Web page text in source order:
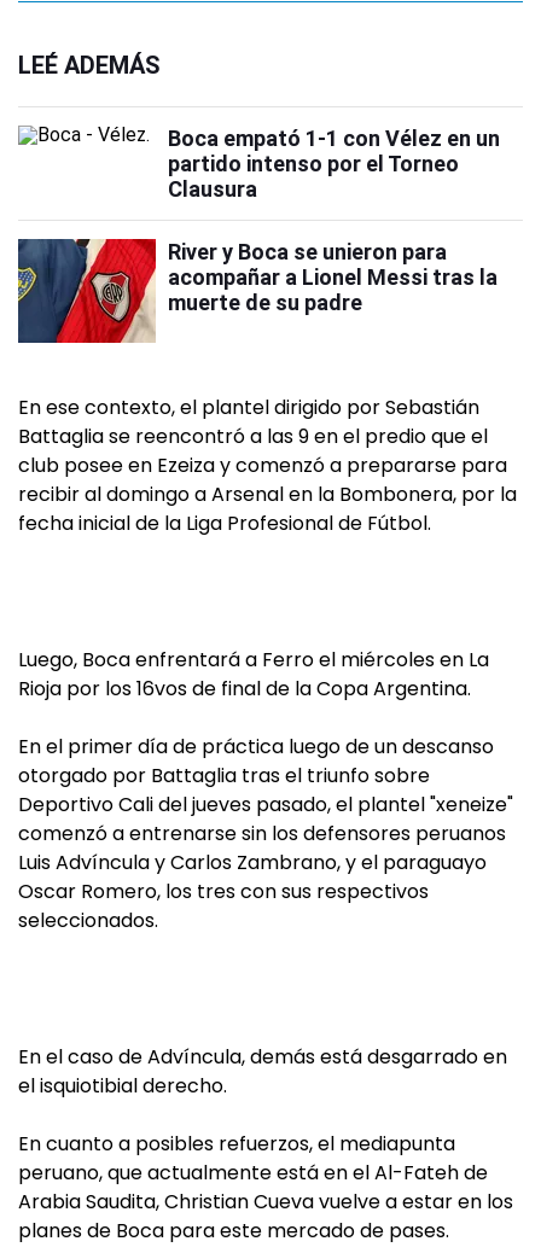
LEÉ ADEMÁS
Boca empató 1-1 con Vélez en un
partido intenso por el Torneo
Clausura
River y Boca se unieron para
acompañar a Lionel Messi tras la
muerte de su padre
En ese contexto, el plantel dirigido por Sebastián
Battaglia se reencontró a las 9 en el predio que el
club posee en Ezeiza y comenzó a prepararse para
recibir al domingo a Arsenal en la Bombonera, por la
fecha inicial de la Liga Profesional de Fútbol.
Luego, Boca enfrentará a Ferro el miércoles en La
Rioja por los 16vos de final de la Copa Argentina.
En el primer día de práctica luego de un descanso
otorgado por Battaglia tras el triunfo sobre
Deportivo Cali del jueves pasado, el plantel "xeneize"
comenzó a entrenarse sin los defensores peruanos
Luis Advíncula y Carlos Zambrano, y el paraguayo
Oscar Romero, los tres con sus respectivos
seleccionados.
En el caso de Advíncula, demás está desgarrado en
el isquiotibial derecho.
En cuanto a posibles refuerzos, el mediapunta
peruano, que actualmente está en el Al-Fateh de
Arabia Saudita, Christian Cueva vuelve a estar en los
planes de Boca para este mercado de pases.